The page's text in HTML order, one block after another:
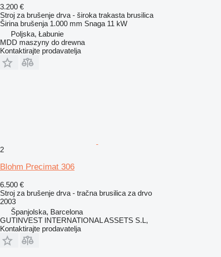
3.200 €
Stroj za brušenje drva - široka trakasta brusilica
Širina brušenja 1.000 mm Snaga 11 kW
Poljska, Łabunie
MDD maszyny do drewna
Kontaktirajte prodavatelja
2
Blohm Precimat 306
6.500 €
Stroj za brušenje drva - tračna brusilica za drvo
2003
Španjolska, Barcelona
GUTINVEST INTERNATIONAL ASSETS S.L,
Kontaktirajte prodavatelja